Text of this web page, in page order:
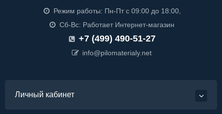
Режим работы: Пн-Пт с 09:00 до 18:00,
Сб-Вс: Работает Интернет-магазин
+7 (499) 490-51-27
info@pilomaterialy.net
Личный кабинет